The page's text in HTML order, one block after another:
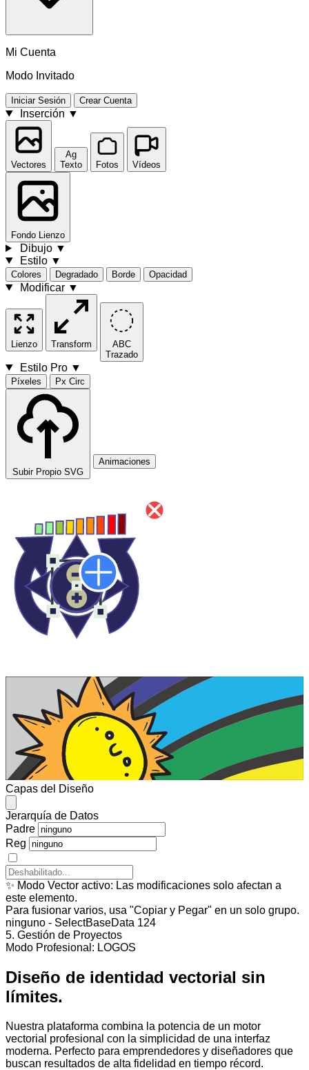
Mi Cuenta
Modo Invitado
Iniciar Sesión Crear Cuenta
Inserción ▼
Vectores
Ag
Texto
Fotos Vídeos
Fondo Lienzo
Dibujo ▼
Estilo ▼
Colores Degradado Borde Opacidad
Modificar ▼
Lienzo Transform
ABC
Trazado
Estilo Pro ▼
Píxeles Px Circ
Subir Propio SVG
Animaciones
Capas del Diseño
Jerarquía de Datos
Padre
Reg
✨ Modo Vector activo: Las modificaciones solo afectan a
este elemento.
Para fusionar varios, usa "Copiar y Pegar" en un solo grupo.
ninguno - SelectBaseData 124
5. Gestión de Proyectos
Modo Profesional: LOGOS
Diseño de identidad vectorial sin
límites.
Nuestra plataforma combina la potencia de un motor
vectorial profesional con la simplicidad de una interfaz
moderna. Perfecto para emprendedores y diseñadores que
buscan resultados de alta fidelidad en tiempo récord.